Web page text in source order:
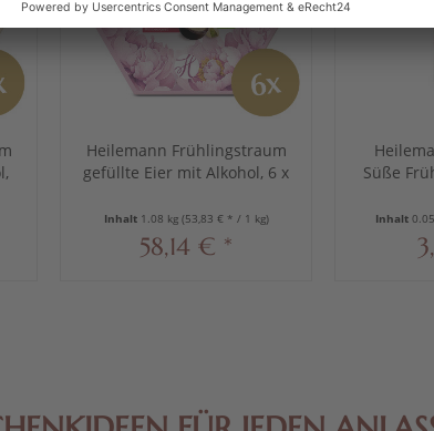
Heilemann Frühlingstraum
gefüllte Eier mit Alkohol, 6 x
Inhalt 1.08 kg (53,83 € * / 1 kg)
58,14 € *
Süße
Inhalt